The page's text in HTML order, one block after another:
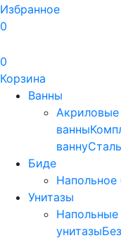
Избранное
0
0
Корзина
Ванны
ванны
ванну
Биде
Напольное
Унитазы
Напольные
унитазы